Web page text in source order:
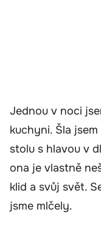
Jednou v noci
kuchyni. Šla
stolu s hlavou v
ona je vlastně
klid a svůj svět.
jsme mlčely.